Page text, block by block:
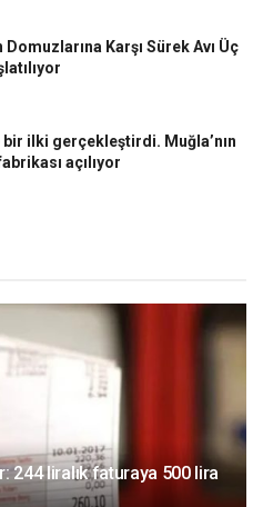
Domuzlarına Karşı Sürek Avı Üç
bir ilki gerçekleştirdi. Muğla’nın
açılıyor
244 liralık faturaya 500 lira